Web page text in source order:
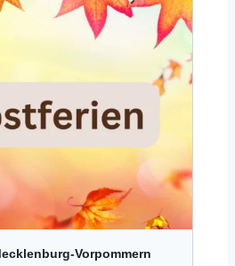
Vorpommern